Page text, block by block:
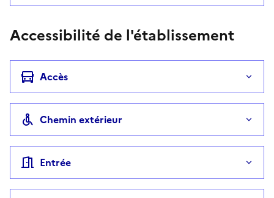
Accessibilité de l'établissement
Accès
Chemin extérieur
Entrée